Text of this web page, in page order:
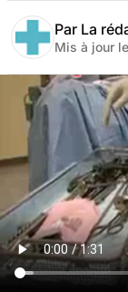
Par La
Mis à jour le